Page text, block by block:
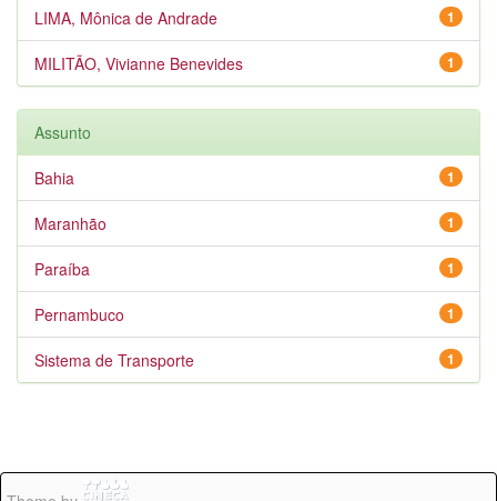
1
LIMA, Mônica de Andrade
1
MILITÃO, Vivianne Benevides
Assunto
1
Bahia
1
Maranhão
1
Paraíba
1
Pernambuco
1
Sistema de Transporte